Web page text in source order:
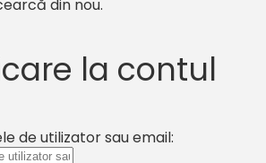
din nou.
la contul
de utilizator sau email: